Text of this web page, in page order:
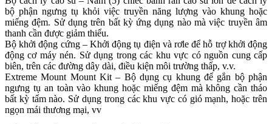
bộ phận ngưng tụ khỏi việc truyền năng lượng vào khung hoặc
miếng đệm. Sử dụng trên bất kỳ ứng dụng nào mà việc truyền âm
thanh cần được giảm thiểu.
Bộ khởi động cứng – Khởi động tụ điện và rơle để hỗ trợ khởi động
động cơ máy nén. Sử dụng trong các khu vực có nguồn cung cấp
biên, trên các đường dây dài, điều kiện môi trường thấp, v.v.
Extreme Mount Mount Kit – Bộ dụng cụ khung để gắn bộ phận
ngưng tụ an toàn vào khung hoặc miếng đệm mà không cần tháo
bất kỳ tấm nào. Sử dụng trong các khu vực có gió mạnh, hoặc trên
ngọn mái thương mại, vv